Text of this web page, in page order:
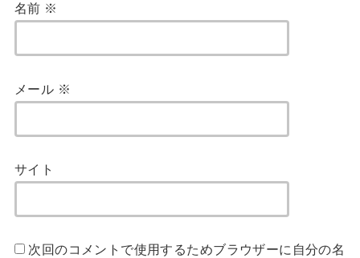
名前 ※
メール ※
サイト
次回のコメントで使用するためブラウザーに自分の名